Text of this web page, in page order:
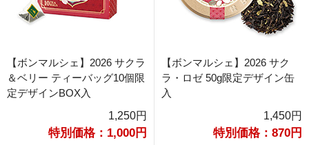
【ボンマルシェ】2026 サクラ
＆ベリー ティーバッグ10個限
定デザインBOX入
1,250円
特別価格：1,000円
【ボンマルシェ】2026 サク
ラ・ロゼ 50g限定デザイン缶
入
1,450円
特別価格：870円